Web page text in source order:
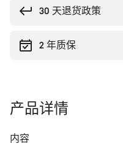
30 天退货政策
2 年质保
产品详情
内容